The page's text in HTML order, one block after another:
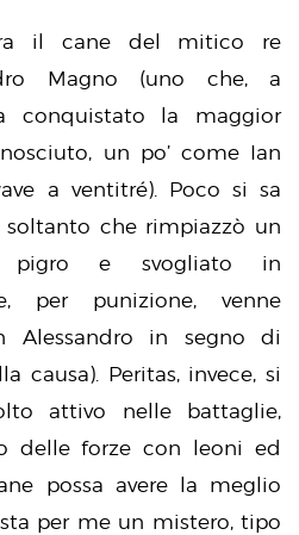
il cane del mitico re
Magno (uno che, a
conquistato la maggior
un po’ come Ian
a ventitré). Poco si sa
soltanto che rimpiazzò un
pigro e svogliato in
per punizione, venne
Alessandro in segno di
causa). Peritas, invece, si
attivo nelle battaglie,
delle forze con leoni ed
possa avere la meglio
per me un mistero, tipo